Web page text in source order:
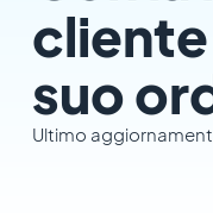
suo
Ultimo